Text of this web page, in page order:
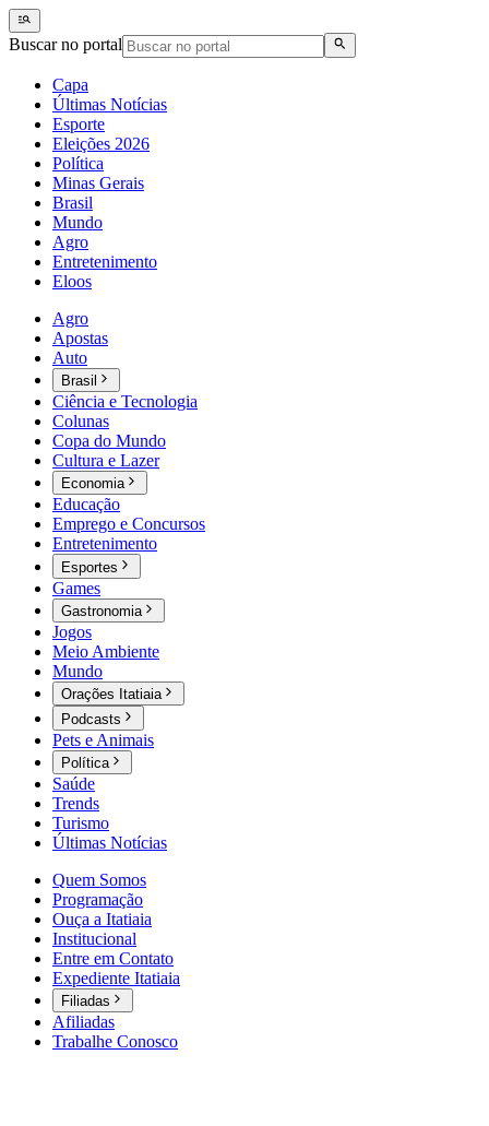
Buscar no portal
Capa
Últimas Notícias
Esporte
Eleições 2026
Política
Minas Gerais
Brasil
Mundo
Agro
Entretenimento
Eloos
Agro
Apostas
Auto
Brasil
Ciência e Tecnologia
Colunas
Copa do Mundo
Cultura e Lazer
Economia
Educação
Emprego e Concursos
Entretenimento
Esportes
Games
Gastronomia
Jogos
Meio Ambiente
Mundo
Orações Itatiaia
Podcasts
Pets e Animais
Política
Saúde
Trends
Turismo
Últimas Notícias
Quem Somos
Programação
Ouça a Itatiaia
Institucional
Entre em Contato
Expediente Itatiaia
Filiadas
Afiliadas
Trabalhe Conosco